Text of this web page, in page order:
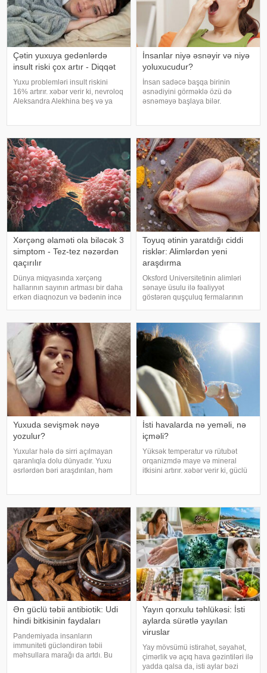
Çətin yuxuya gedənlərdə
insult riski çox artır - Diqqət
Yuxu problemləri insult riskini
16% artırır. xəbər verir ki, nevroloq
Aleksandra Alekhina beş və ya
artdığını deyib. İnsult ciddi və
həyat
İnsanlar niyə əsnəyir və niyə
yoluxucudur?
İnsan sadəcə başqa birinin
əsnədiyini görməklə özü də
əsnəməyə başlaya bilər.
verir ki, əsnəmək insan
orqanizminin ən adi
Xərçəng əlaməti ola biləcək 3
simptom - Tez-tez nəzərdən
qaçırılır
Dünya miqyasında xərçəng
hallarının sayının artması bir daha
erkən diaqnozun və bədənin incə
vurğulayır. Məşhur inancın əksinə
olaraq, xərçəng növləri həmişə
Toyuq ətinin yaratdığı ciddi
risklər: Alimlərdən yeni
araşdırma
Oksford Universitetinin alimləri
sənaye üsulu ilə fəaliyyət
göstərən quşçuluq fermalarının
biləcəyini bildiriblər. xəbər verir ki,
araşdırma zamanı son 45 i
Yuxuda sevişmək nəyə
yozulur?
Yuxular hələ də sirri açılmayan
qaranlıqla dolu dünyadır. Yuxu
əsrlərdən bəri araşdırılan, həm
rəngarəng yuxular bəzən də
cinsəlikl
İsti havalarda nə yeməli, nə
içməli?
Yüksək temperatur və rütubət
orqanizmdə maye və mineral
itkisini artırır. xəbər verir ki, güclü
ürəkbulanma kimi hallara səbəb
ol
Ən güclü təbii antibiotik: Udi
hindi bitkisinin faydaları
Pandemiyada insanların
immuniteti gücləndirən təbii
məhsullara marağı da artdı. Bu
Yayın qorxulu təhlükəsi: İsti
aylarda sürətlə yayılan
viruslar
Yay mövsümü istirahət, səyahət,
çimərlik və açıq hava gəzintiləri ilə
yadda qalsa da, isti aylar bəzi